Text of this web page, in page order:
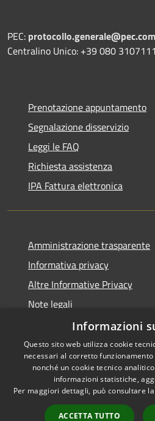
PEC:
Centralino Unico: +39 080 3107111
Prenotazione appuntamento
Segnalazione disservizio
Leggi le FAQ
Richiesta assistenza
IPA Fattura elettronica
Amministrazione trasparente
Informativa privacy
Altre Informative Privacy
Note legali
Dichiarazione di accessibilità
RSS
Accessibilità
Informazioni
Questo sito web utilizza cookie
necessari al corretto
nonché un cookie tecnico
informazioni statistiche,
Per maggiori dettagli, può consultare
ACCETTA TUTTO